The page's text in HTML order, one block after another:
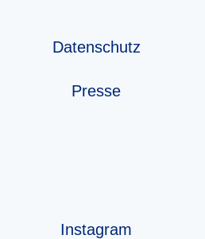
Datenschutz
Presse
Instagram